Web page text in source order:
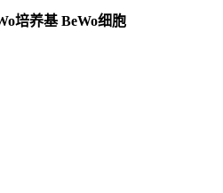
培养基 BeWo细胞